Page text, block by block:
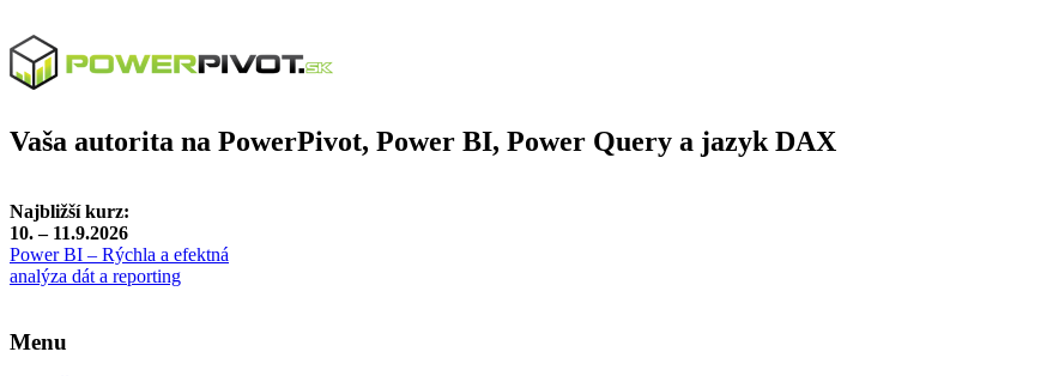
Vaša autorita na PowerPivot, Power BI, Power Query a jazyk DAX
Najbližší kurz:
10. – 11.9.2026
Power BI – Rýchla a efektná
analýza dát a reporting
Menu